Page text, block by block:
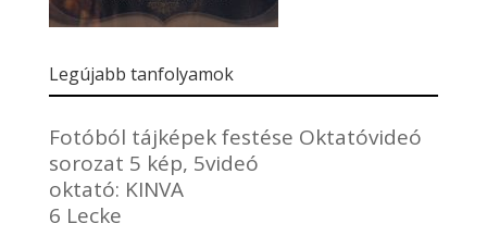
Legújabb tanfolyamok
Fotóból tájképek festése Oktatóvideó
sorozat 5 kép, 5videó
oktató: KINVA
6 Lecke